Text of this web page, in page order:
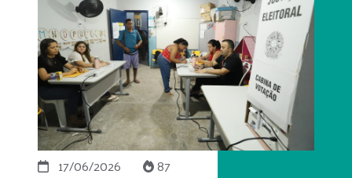
17/06/2026
87